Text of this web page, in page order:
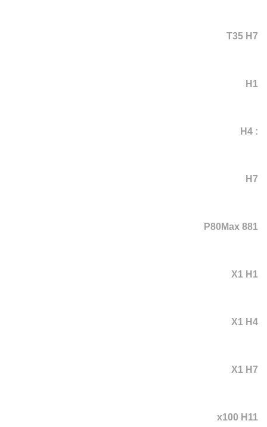
T35 H7
H1
: H4
H7
P80Max 881
X1 H1
X1 H4
X1 H7
x100 H11